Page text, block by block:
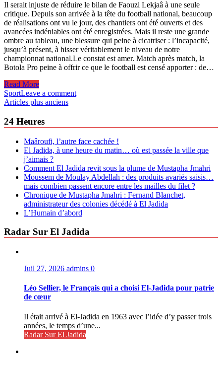
Il serait injuste de réduire le bilan de Faouzi Lekjaâ à une seule
critique. Depuis son arrivée à la tête du football national, beaucoup
de réalisations ont vu le jour, des chantiers ont été ouverts et des
avancées indéniables ont été enregistrées. Mais il reste une grande
ombre au tableau, une blessure qui peine à cicatriser : l’incapacité,
jusqu’à présent, à hisser véritablement le niveau de notre
championnat national.Le constat est amer. Match après match, la
Botola Pro peine à offrir ce que le football est censé apporter : de…
Read More
SportLeave a comment
Navigation
des
articles
Articles plus anciens
24 Heures
Maâroufi, l’autre face cachée !
El Jadida, à une heure du matin… où est passée la ville que
j’aimais ?
Comment El Jadida revit sous la plume de Mustapha Jmahri
Moussem de Moulay Abdellah : des produits avariés saisis…
mais combien passent encore entre les mailles du filet ?
Chronique de Mustapha Jmahri : Fernand Blanchet,
administrateur des colonies décédé à El Jadida
L’Humain d’abord
Radar Sur El Jadida
Juil 27, 2026 admins 0
Léo Sellier, le Français qui a choisi El-Jadida pour patrie
de cœur
Il était arrivé à El-Jadida en 1963 avec l’idée d’y passer trois
années, le temps d’une...
Radar Sur El Jadida